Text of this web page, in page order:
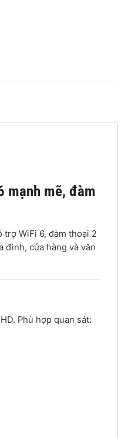
mạnh mẽ, đàm
trợ WiFi 6, đàm thoại 2
đình, cửa hàng và văn
Phù hợp quan sát: